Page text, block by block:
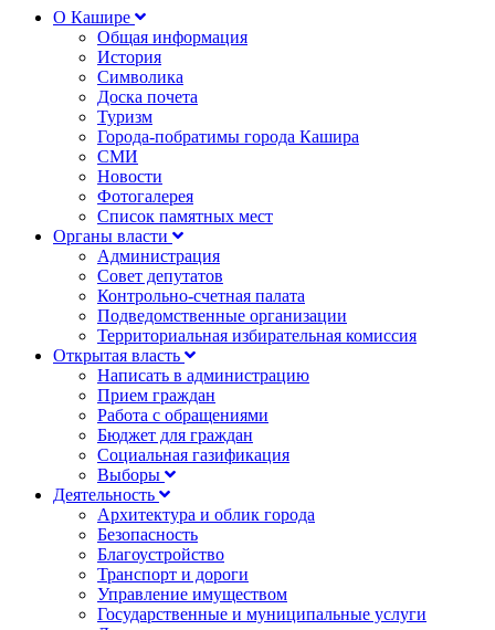
О Кашире
Общая информация
История
Символика
Доска почета
Туризм
Города-побратимы города Кашира
СМИ
Новости
Фотогалерея
Список памятных мест
Органы власти
Администрация
Совет депутатов
Контрольно-счетная палата
Подведомственные организации
Территориальная избирательная комиссия
Открытая власть
Написать в администрацию
Прием граждан
Работа с обращениями
Бюджет для граждан
Социальная газификация
Выборы
Деятельность
Архитектура и облик города
Безопасность
Благоустройство
Транспорт и дороги
Управление имуществом
Государственные и муниципальные услуги